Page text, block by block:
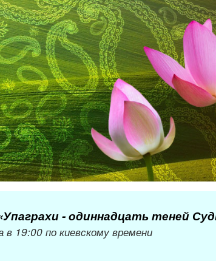
- одиннадцать теней
в 19:00 по киевскому времени